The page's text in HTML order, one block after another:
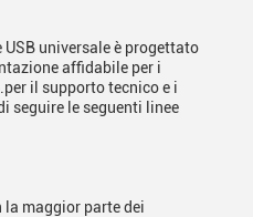
universale è progettato
affidabile per i
il supporto tecnico e i
seguire le seguenti linee
maggior parte dei